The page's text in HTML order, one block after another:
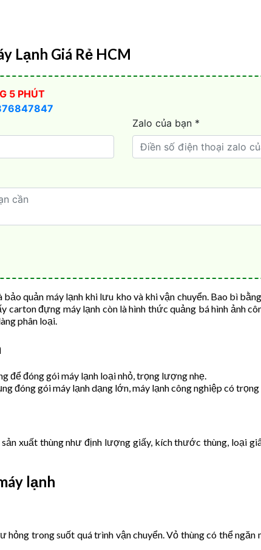
Lạnh Giá Rẻ HCM
quản máy lạnh khi lưu kho và khi vận chuyển. Bao bì
đựng máy lạnh còn là hình thức quảng bá hình ảnh
phân loại.
để đóng gói máy lạnh loại nhỏ, trọng lượng nhẹ.
đóng gói máy lạnh dạng lớn, máy lạnh công nghiệp có
xuất thùng như định lượng giấy, kích thước thùng, loại
lạnh
hỏng trong suốt quá trình vận chuyển. Vỏ thùng có thể